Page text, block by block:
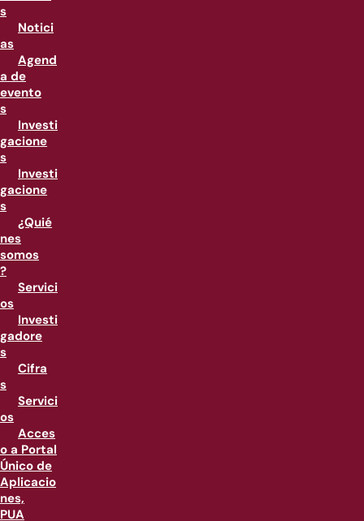
s
Notici
as
Agend
a de
evento
s
Investi
gacione
s
Investi
gacione
s
¿Quié
nes
somos
?
Servici
os
Investi
gadore
s
Cifra
s
Servici
os
Acces
o a Portal
Único de
Aplicacio
nes,
PUA